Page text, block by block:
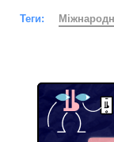
Теги: